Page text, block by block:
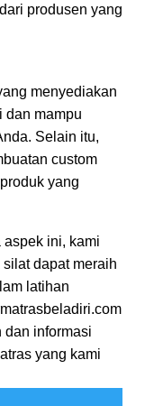
produsen yang
menyediakan
dan mampu
Selain itu,
custom
yang
aspek ini, kami
dapat meraih
latihan
dan informasi
yang kami